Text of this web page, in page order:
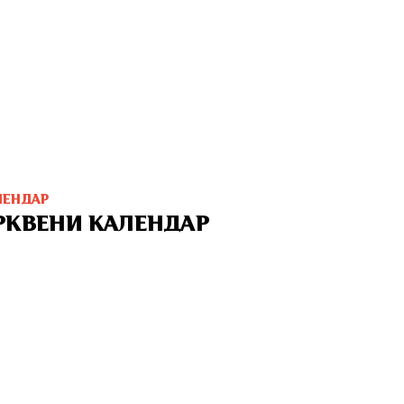
КАЛЕНДАР